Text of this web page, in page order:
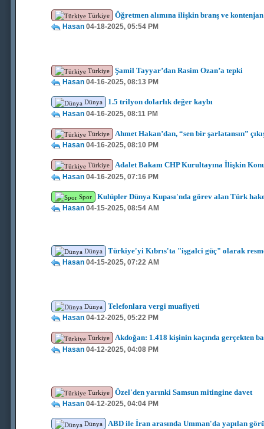
Türkiye Öğretmen alımına ilişkin branş ve kontenjan
Hasan 04-18-2025, 05:54 PM
Türkiye Şamil Tayyar’dan Rasim Ozan’a tepki
Hasan 04-16-2025, 08:13 PM
Dünya 1.5 trilyon dolarlık değer kaybı
Hasan 04-16-2025, 08:11 PM
Türkiye Ahmet Hakan’dan, “sen bir şarlatansın”
Hasan 04-16-2025, 08:10 PM
Türkiye Adalet Bakanı CHP Kurultayına İlişkin
Hasan 04-16-2025, 07:16 PM
Spor Kulüpler Dünya Kupası'nda görev alan Türk
Hasan 04-15-2025, 08:54 AM
Dünya Türkiye'yi Kıbrıs'ta "işgalci güç" olarak
Hasan 04-15-2025, 07:22 AM
Dünya Telefonlara vergi muafiyeti
Hasan 04-12-2025, 05:22 PM
Türkiye Akdoğan: 1.418 kişinin kaçında gerçekten
Hasan 04-12-2025, 04:08 PM
Türkiye Özel'den yarınki Samsun mitingine davet
Hasan 04-12-2025, 04:04 PM
Dünya ABD ile İran arasında Umman'da yapılan